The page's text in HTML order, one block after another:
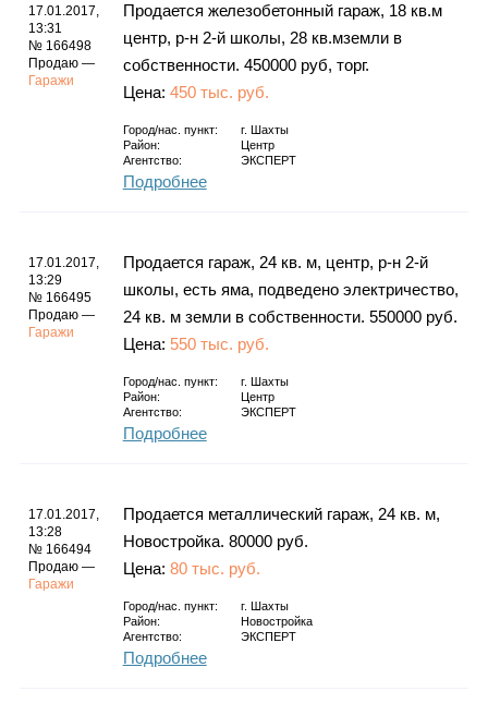
17.01.2017,
13:31
№ 166498
Продаю —
Гаражи
Продается железобетонный гараж, 18 кв.м
центр, р-н 2-й школы, 28 кв.мземли в
собственности. 450000 руб, торг.
Цена: 450 тыс. руб.
Город/нас. пункт: г.
Шахты
Район:
Центр
Агентство:
ЭКСПЕРТ
Подробнее
17.01.2017,
13:29
№ 166495
Продаю —
Гаражи
Продается гараж, 24 кв. м, центр, р-н 2-й
школы, есть яма, подведено электричество,
24 кв. м земли в собственности. 550000 руб.
Цена: 550 тыс. руб.
Город/нас. пункт: г.
Шахты
Район:
Центр
Агентство:
ЭКСПЕРТ
Подробнее
17.01.2017,
13:28
№ 166494
Продаю —
Гаражи
Продается металлический гараж, 24 кв. м,
Новостройка. 80000 руб.
Цена: 80 тыс. руб.
Город/нас. пункт: г.
Шахты
Район:
Новостройка
Агентство:
ЭКСПЕРТ
Подробнее